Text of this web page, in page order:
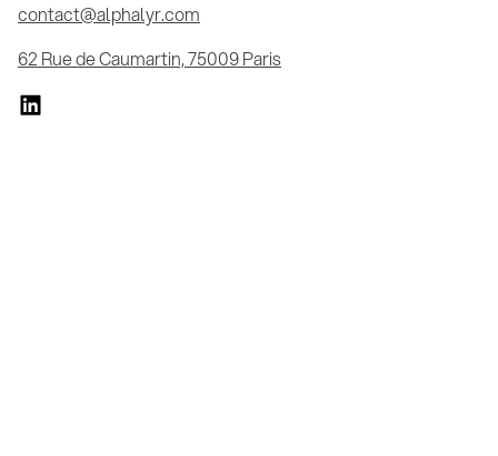
contact@alphalyr.com
62 Rue de Caumartin, 75009 Paris